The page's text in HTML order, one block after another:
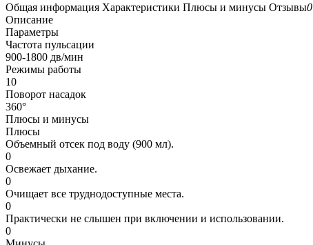
Общая информация Характеристики Плюсы и минусы Отзывы0
Описание
Параметры
Частота пульсации
900-1800 дв/мин
Режимы работы
10
Поворот насадок
360°
Плюсы и минусы
Плюсы
Объемный отсек под воду (900 мл).
0
Освежает дыхание.
0
Очищает все труднодоступные места.
0
Практически не слышен при включении и использовании.
0